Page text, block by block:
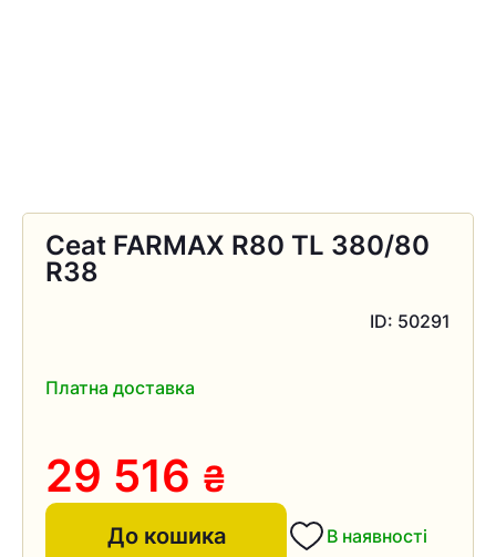
Ceat FARMAX R80 TL 380/80
R38
ID: 50291
Платна доставка
29 516 ₴
До кошика В наявності